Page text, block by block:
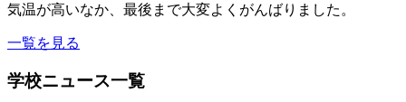
気温が高いなか、最後まで大変よくがんばりました。
一覧を見る
学校ニュース一覧